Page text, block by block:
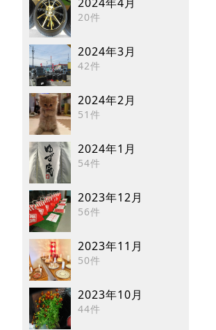
20件
2024年3月
42件
2024年2月
51件
2024年1月
54件
2023年12月
56件
2023年11月
50件
2023年10月
44件